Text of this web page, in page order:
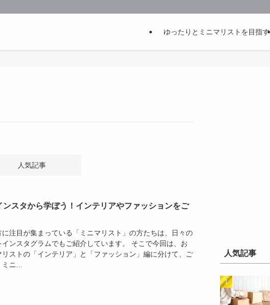
ゆったりとミニマリストを目指す
人気記事
ンスタから学ぼう！インテリアやファッションをご
注目が集まっている「ミニマリスト」の方たちは、日々の
ンスタグラムでもご紹介しています。 そこで今回は、お
ストの「インテリア」と「ファッション」編に分けて、ご
ニ...
人気記事